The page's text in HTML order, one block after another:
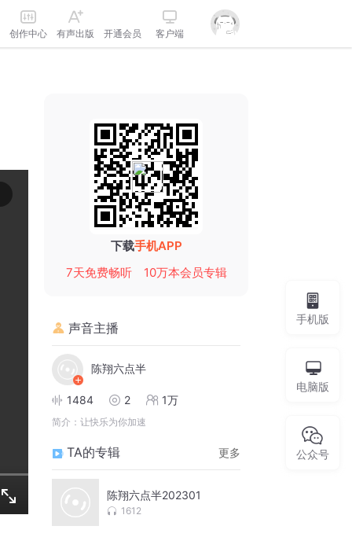
创作中心 有声出版 开通会员 客户端
下载手机APP
7天免费畅听
10万本会员专辑
声音主播
陈翔六点半
1484 2 1万
简介： 让快乐为你加速
TA的专辑 更多
陈翔六点半202301
1612
手机版
电脑版
公众号